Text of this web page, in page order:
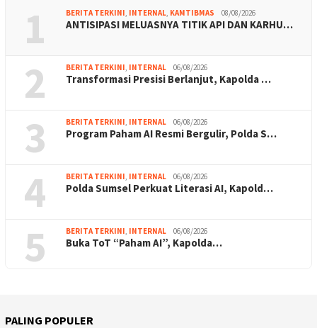
1 BERITA TERKINI, INTERNAL, KAMTIBMAS 08/08/2026
ANTISIPASI MELUASNYA TITIK API DAN KARHU…
2 BERITA TERKINI, INTERNAL 06/08/2026
Transformasi Presisi Berlanjut, Kapolda …
3 BERITA TERKINI, INTERNAL 06/08/2026
Program Paham AI Resmi Bergulir, Polda S…
4 BERITA TERKINI, INTERNAL 06/08/2026
Polda Sumsel Perkuat Literasi AI, Kapold…
5 BERITA TERKINI, INTERNAL 06/08/2026
Buka ToT “Paham AI”, Kapolda…
PALING POPULER